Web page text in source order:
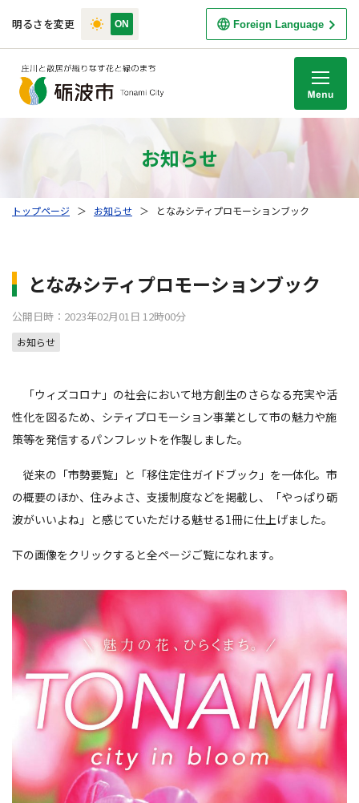
明るさを変更 Foreign Language
お知らせ
トップページ ＞ お知らせ ＞ となみシティプロモーションブック
となみシティプロモーションブック
公開日時：2023年02月01日 12時00分
お知らせ
「ウィズコロナ」の社会において地方創生のさらなる充実や活
性化を図るため、シティプロモーション事業として市の魅力や施
策等を発信するパンフレットを作製しました。
従来の「市勢要覧」と「移住定住ガイドブック」を一体化。市
の概要のほか、住みよさ、支援制度などを掲載し、「やっぱり砺
波がいいよね」と感じていただける魅せる1冊に仕上げました。
下の画像をクリックすると全ページご覧になれます。